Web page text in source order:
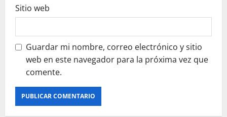
Sitio web
Guardar mi nombre, correo electrónico y sitio
web en este navegador para la próxima vez que
comente.